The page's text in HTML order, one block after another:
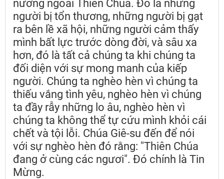
nương ngoài Thiên Chúa. Đó là những
người bị tổn thương, những người bị gạt
ra bên lề xã hội, những người cảm thấy
mình bất lực trước dòng đời, và sâu xa
hơn, đó là tất cả chúng ta khi chúng ta
đối diện với sự mong manh của kiếp
người. Chúng ta nghèo hèn vì chúng ta
thiếu vắng tình yêu, nghèo hèn vì chúng
ta đầy rẫy những lo âu, nghèo hèn vì
chúng ta không thể tự cứu mình khỏi cái
chết và tội lỗi. Chúa Giê-su đến để nói
với sự nghèo hèn đó rằng: "Thiên Chúa
đang ở cùng các ngươi". Đó chính là Tin
Mừng.